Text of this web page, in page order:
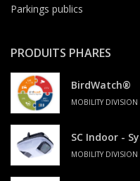
Parkings publics
PRODUITS PHARES
BirdWatch®
MOBILITY DIVISION
SC Indoor -
MOBILITY DIVISION